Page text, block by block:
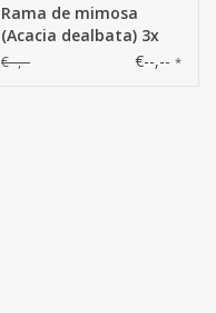
Rama de mimosa
(Acacia dealbata) 3x
ramificado, 29 hojas
€--,-- €--,-- *